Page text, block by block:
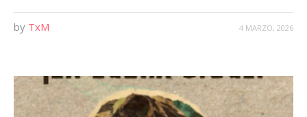
4 MARZO, 2026
by TxM